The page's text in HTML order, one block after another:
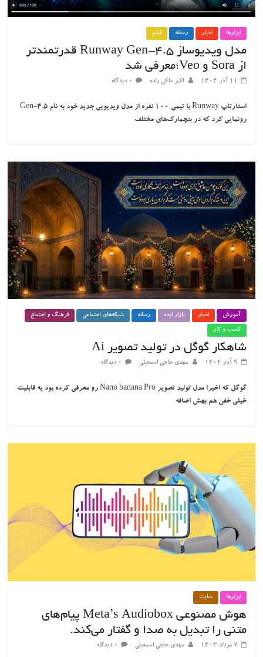
ابزارها اخبار رسانه فیلم
مدل ویدیوساز Runway Gen-4.5 قدرتمندتر
از Sora و Veo؛معرفی شد
۱۱ آذر ۱۴۰۴ اکبر ملکی زاده ۰ دیدگاه
استارتاپ Runway با تیمی ۱۰۰ نفره از مدل ویدیویی جدید خود به نام Gen-4.5
رونمایی کرد که در بنچمارک‌های مختلف
آموزش اخبار بازار ایده رسانه شبکه‌های اجتماعی فرهنگ و اجتماع
کسب و کار
شاهکار گوگل در تولید تصویر Ai
۹ آذر ۱۴۰۴ مهدی حاجی اسمعیلی ۰ دیدگاه
گوگل که اخیرا مدل تولید تصویر Nano banana Pro رو معرفی کرده بود یه قابلیت
خیلی خفن هم بهش اضافه
ابزارها سایت
هوش مصنوعی Meta’s Audiobox پیام‌های
متنی را تبدیل به صدا و گفتار می‌کند.
۷ مرداد ۱۴۰۳ مهدی حاجی اسمعیلی ۰ دیدگاه